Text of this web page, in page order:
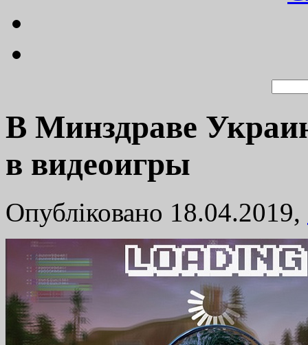
В Минздраве
в видеоигры
Опубліковано 18.04.2019,